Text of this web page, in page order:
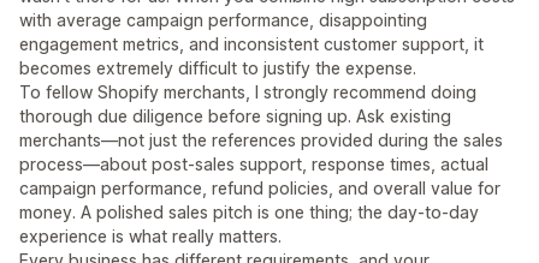
with average campaign performance, disappointing
engagement metrics, and inconsistent customer support, it
becomes extremely difficult to justify the expense.
To fellow Shopify merchants, I strongly recommend doing
thorough due diligence before signing up. Ask existing
merchants—not just the references provided during the sales
process—about post-sales support, response times, actual
campaign performance, refund policies, and overall value for
money. A polished sales pitch is one thing; the day-to-day
experience is what really matters.